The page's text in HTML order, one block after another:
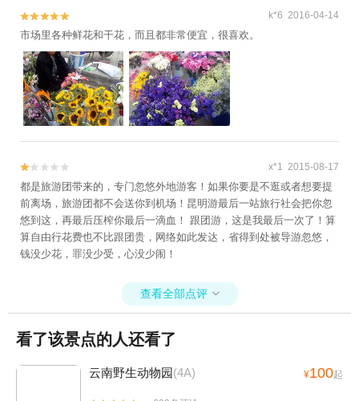

 k*6 2016-04-14
市场里各种鲜花和干花，而且都非常便宜，很喜欢。

 x*1 2015-08-17
都是旅游团带来的，专门忽悠外地游客！如果你要是不逛或者想要提
前离场，旅游团都不会送你到机场！昆明游最后一站旅行社会把你忽
悠到这，再最后压榨你最后一滴血！ 跟团游，这是我最后一次了！算
算自由行花费也不比跟团贵，网络如此发达，省得到处被导游忽悠，
钱没少花，罪没少受，心没少闹！
查看全部点评 
看了该景点的人还看了
云南野生动物园(4A) ¥100起